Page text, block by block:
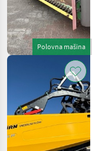
Polovna mašina